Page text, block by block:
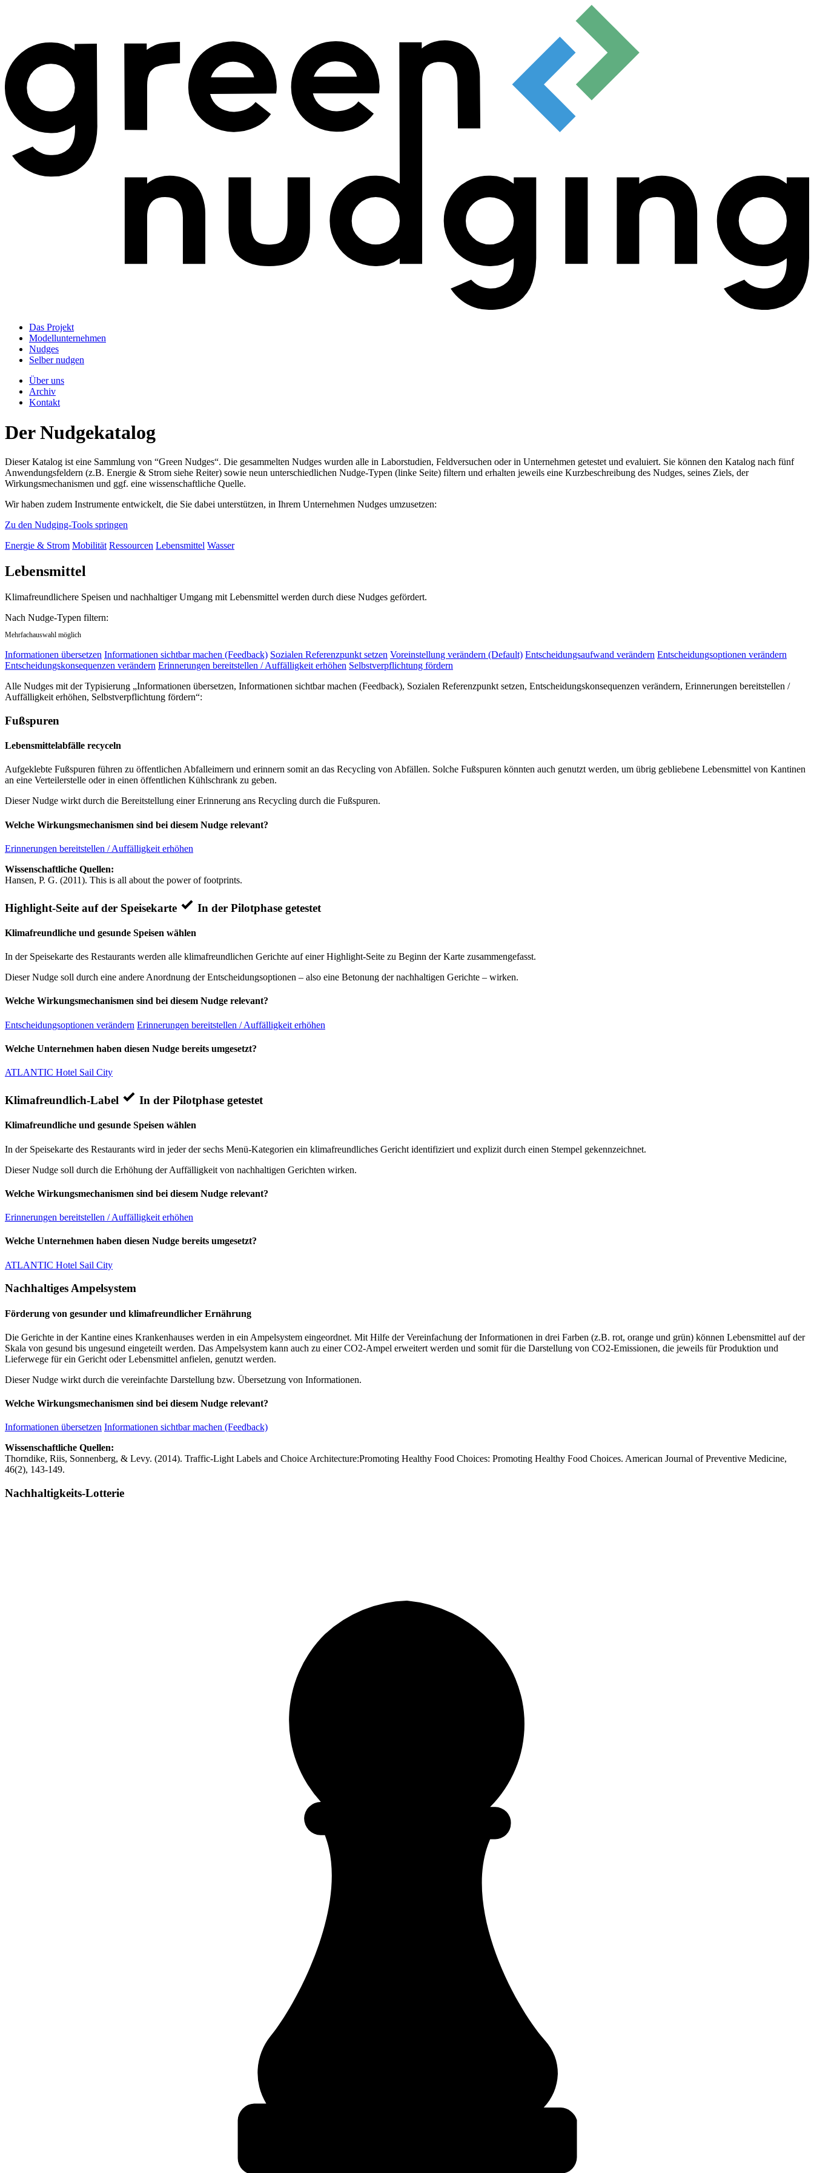
Das Projekt
Modellunternehmen
Nudges
Selber nudgen
Über uns
Archiv
Kontakt
Der Nudgekatalog
Dieser Katalog ist eine Sammlung von “Green Nudges“. Die gesammelten Nudges wurden alle in Laborstudien, Feldversuchen oder in Unternehmen getestet und evaluiert. Sie können den Katalog nach fünf
Anwendungsfeldern (z.B. Energie & Strom siehe Reiter) sowie neun unterschiedlichen Nudge-Typen (linke Seite) filtern und erhalten jeweils eine Kurzbeschreibung des Nudges, seines Ziels, der
Wirkungsmechanismen und ggf. eine wissenschaftliche Quelle.
Wir haben zudem Instrumente entwickelt, die Sie dabei unterstützen, in Ihrem Unternehmen Nudges umzusetzen:
Zu den Nudging-Tools springen
Energie & Strom Mobilität Ressourcen Lebensmittel Wasser
Lebensmittel
Klimafreundlichere Speisen und nachhaltiger Umgang mit Lebensmittel werden durch diese Nudges gefördert.
Nach Nudge-Typen filtern:
Mehrfachauswahl möglich
Informationen übersetzen Informationen sichtbar machen (Feedback) Sozialen Referenzpunkt setzen Voreinstellung verändern (Default) Entscheidungsaufwand verändern Entscheidungsoptionen verändern
Entscheidungskonsequenzen verändern Erinnerungen bereitstellen / Auffälligkeit erhöhen Selbstverpflichtung fördern
Alle Nudges mit der Typisierung „Informationen übersetzen, Informationen sichtbar machen (Feedback), Sozialen Referenzpunkt setzen, Entscheidungskonsequenzen verändern, Erinnerungen bereitstellen /
Auffälligkeit erhöhen, Selbstverpflichtung fördern“:
Fußspuren
Lebensmittelabfälle recyceln
Aufgeklebte Fußspuren führen zu öffentlichen Abfalleimern und erinnern somit an das Recycling von Abfällen. Solche Fußspuren könnten auch genutzt werden, um übrig gebliebene Lebensmittel von Kantinen
an eine Verteilerstelle oder in einen öffentlichen Kühlschrank zu geben.
Dieser Nudge wirkt durch die Bereitstellung einer Erinnerung ans Recycling durch die Fußspuren.
Welche Wirkungsmechanismen sind bei diesem Nudge relevant?
Erinnerungen bereitstellen / Auffälligkeit erhöhen
Wissenschaftliche Quellen:
Hansen, P. G. (2011). This is all about the power of footprints.
Highlight-Seite auf der Speisekarte In der Pilotphase getestet
Klimafreundliche und gesunde Speisen wählen
In der Speisekarte des Restaurants werden alle klimafreundlichen Gerichte auf einer Highlight-Seite zu Beginn der Karte zusammengefasst.
Dieser Nudge soll durch eine andere Anordnung der Entscheidungsoptionen – also eine Betonung der nachhaltigen Gerichte – wirken.
Welche Wirkungsmechanismen sind bei diesem Nudge relevant?
Entscheidungsoptionen verändern Erinnerungen bereitstellen / Auffälligkeit erhöhen
Welche Unternehmen haben diesen Nudge bereits umgesetzt?
ATLANTIC Hotel Sail City
Klimafreundlich-Label In der Pilotphase getestet
Klimafreundliche und gesunde Speisen wählen
In der Speisekarte des Restaurants wird in jeder der sechs Menü-Kategorien ein klimafreundliches Gericht identifiziert und explizit durch einen Stempel gekennzeichnet.
Dieser Nudge soll durch die Erhöhung der Auffälligkeit von nachhaltigen Gerichten wirken.
Welche Wirkungsmechanismen sind bei diesem Nudge relevant?
Erinnerungen bereitstellen / Auffälligkeit erhöhen
Welche Unternehmen haben diesen Nudge bereits umgesetzt?
ATLANTIC Hotel Sail City
Nachhaltiges Ampelsystem
Förderung von gesunder und klimafreundlicher Ernährung
Die Gerichte in der Kantine eines Krankenhauses werden in ein Ampelsystem eingeordnet. Mit Hilfe der Vereinfachung der Informationen in drei Farben (z.B. rot, orange und grün) können Lebensmittel auf der
Skala von gesund bis ungesund eingeteilt werden. Das Ampelsystem kann auch zu einer CO2-Ampel erweitert werden und somit für die Darstellung von CO2-Emissionen, die jeweils für Produktion und
Lieferwege für ein Gericht oder Lebensmittel anfielen, genutzt werden.
Dieser Nudge wirkt durch die vereinfachte Darstellung bzw. Übersetzung von Informationen.
Welche Wirkungsmechanismen sind bei diesem Nudge relevant?
Informationen übersetzen Informationen sichtbar machen (Feedback)
Wissenschaftliche Quellen:
Thorndike, Riis, Sonnenberg, & Levy. (2014). Traffic-Light Labels and Choice Architecture:Promoting Healthy Food Choices: Promoting Healthy Food Choices. American Journal of Preventive Medicine,
46(2), 143-149.
Nachhaltigkeits-Lotterie